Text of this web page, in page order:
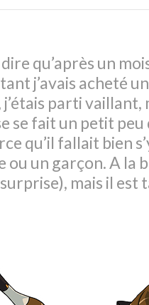
qu’après un
j’avais acheté
parti vaillant,
se fait un petit peu
qu’il fallait bien
ou un garçon. A la
mais il est